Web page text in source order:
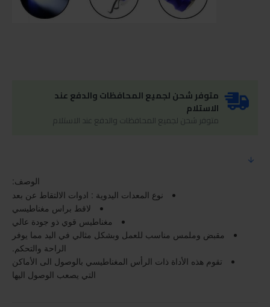
متوفر شحن لجميع المحافظات والدفع عند
الاستلام
متوفر شحن لجميع المحافظات والدفع عند الاستلام
الوصف:
نوع المعدات اليدوية : ادوات الالتقاط عن بعد
لاقط براس مغناطيسي
مغناطيس قوي ذو جودة عالي
مقبض وملمس مناسب للعمل وبشكل مثالي في اليد مما يوفر
الراحة والتحكم.
تقوم هذه الأداة ذات الرأس المغناطيسي بالوصول الى الأماكن
التي يصعب الوصول اليها